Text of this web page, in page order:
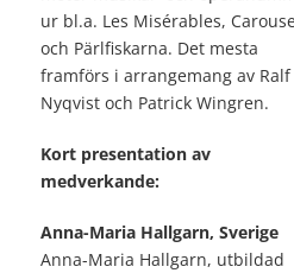
ur bl.a. Les Misérables,
och Pärlfiskarna. Det mesta
framförs i arrangemang av Ralf
Nyqvist och Patrick Wingren.
Kort presentation av
medverkande:
Anna-Maria Hallgarn, Sverige
Anna-Maria Hallgarn, utbildad